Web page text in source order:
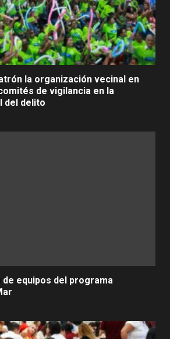
la organización vecinal en
de vigilancia en la
del delito
equipos del programa